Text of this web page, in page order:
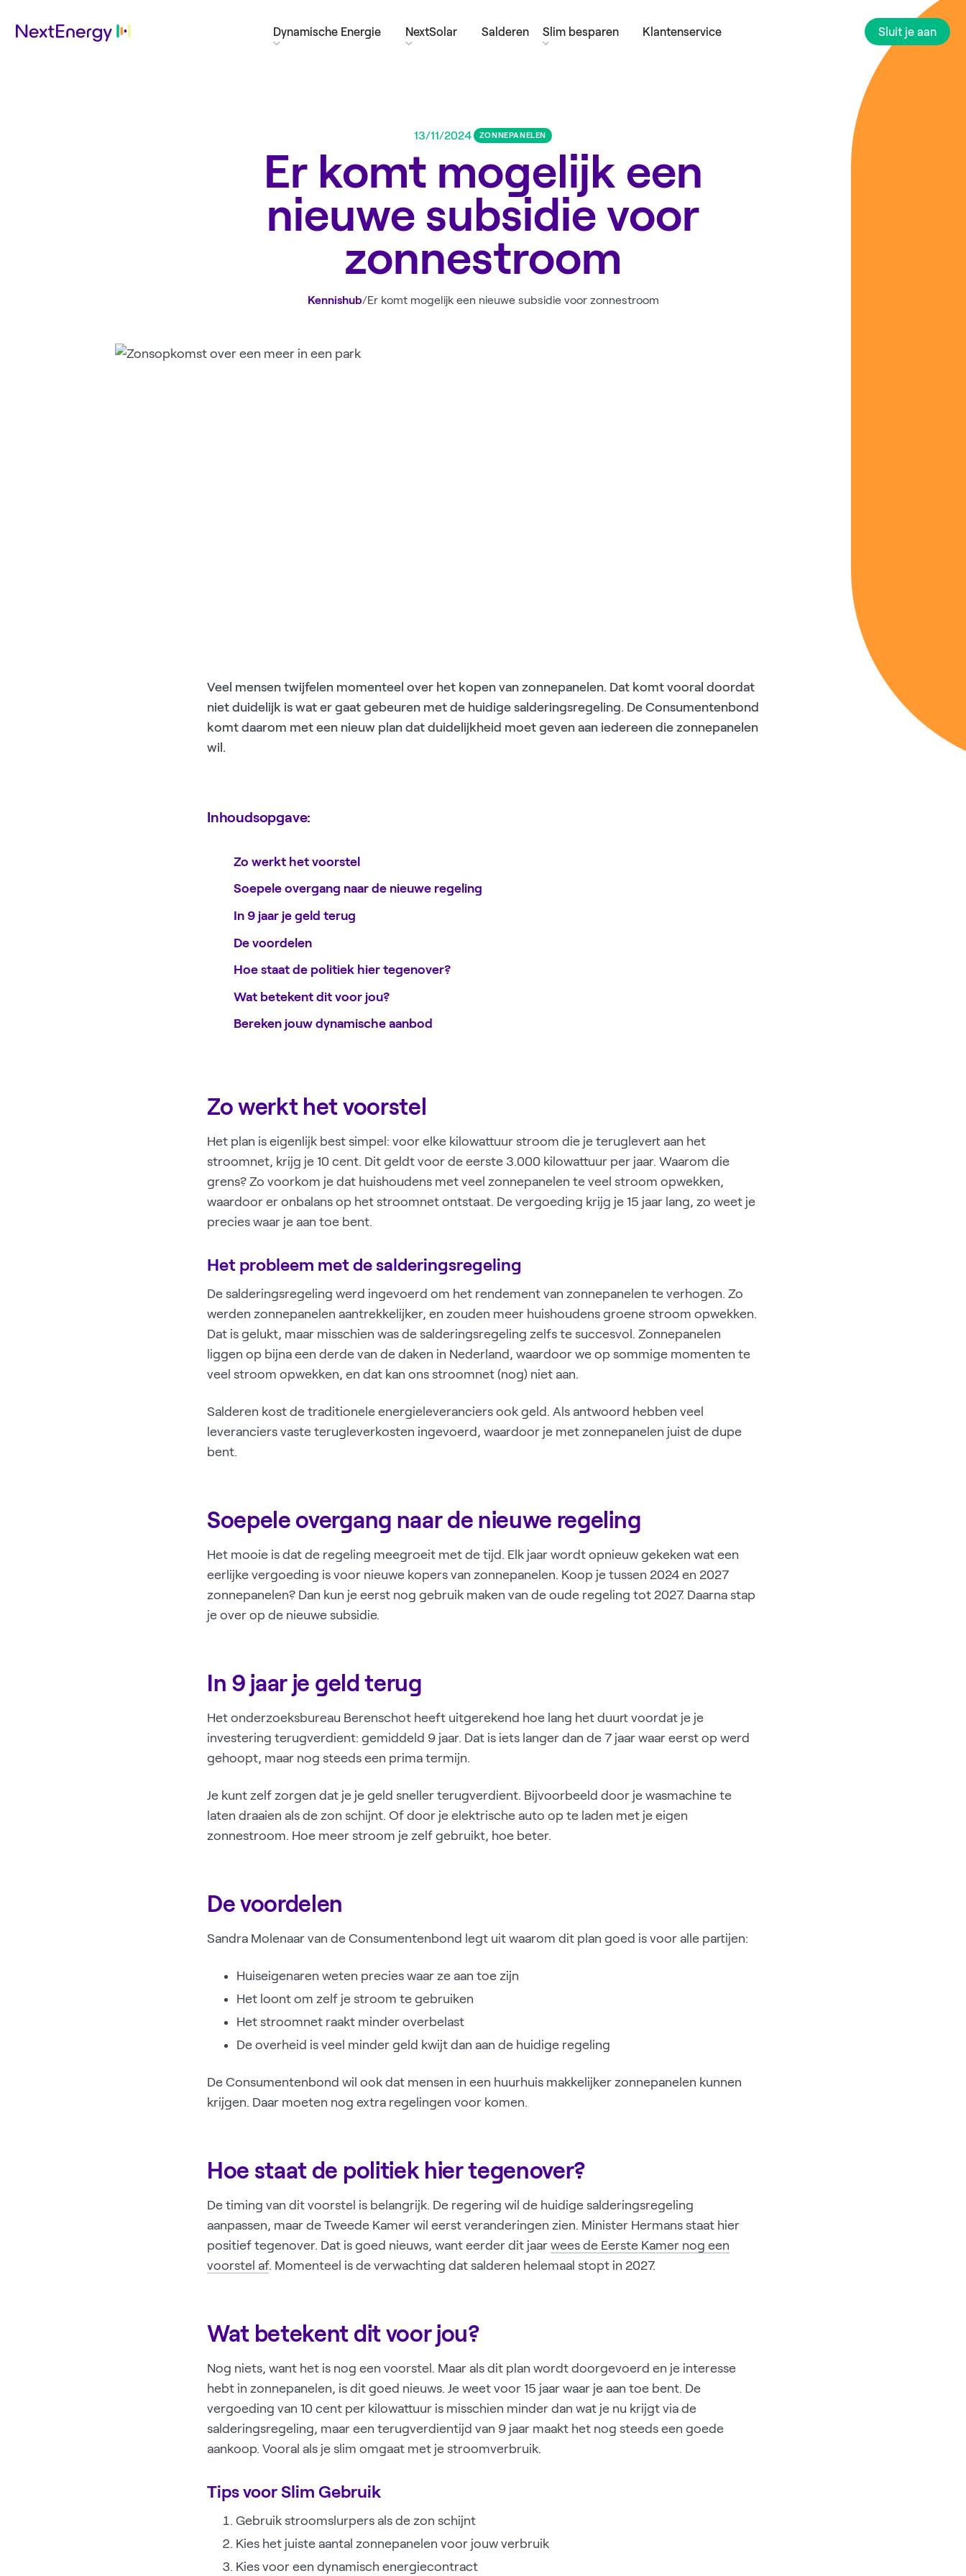
Dynamische Energie NextSolar Salderen Slim besparen Klantenservice Sluit je aan
13/11/2024 ZONNEPANELEN
Er komt mogelijk een
nieuwe subsidie voor
zonnestroom
Kennishub/Er komt mogelijk een nieuwe subsidie voor zonnestroom
Veel mensen twijfelen momenteel over het kopen van zonnepanelen. Dat komt vooral doordat
niet duidelijk is wat er gaat gebeuren met de huidige salderingsregeling. De Consumentenbond
komt daarom met een nieuw plan dat duidelijkheid moet geven aan iedereen die zonnepanelen
wil.
Inhoudsopgave:
Zo werkt het voorstel
Soepele overgang naar de nieuwe regeling
In 9 jaar je geld terug
De voordelen
Hoe staat de politiek hier tegenover?
Wat betekent dit voor jou?
Bereken jouw dynamische aanbod
Zo werkt het voorstel
Het plan is eigenlijk best simpel: voor elke kilowattuur stroom die je teruglevert aan het
stroomnet, krijg je 10 cent. Dit geldt voor de eerste 3.000 kilowattuur per jaar. Waarom die
grens? Zo voorkom je dat huishoudens met veel zonnepanelen te veel stroom opwekken,
waardoor er onbalans op het stroomnet ontstaat. De vergoeding krijg je 15 jaar lang, zo weet je
precies waar je aan toe bent.
Het probleem met de salderingsregeling
De salderingsregeling werd ingevoerd om het rendement van zonnepanelen te verhogen. Zo
werden zonnepanelen aantrekkelijker, en zouden meer huishoudens groene stroom opwekken.
Dat is gelukt, maar misschien was de salderingsregeling zelfs te succesvol. Zonnepanelen
liggen op bijna een derde van de daken in Nederland, waardoor we op sommige momenten te
veel stroom opwekken, en dat kan ons stroomnet (nog) niet aan.
Salderen kost de traditionele energieleveranciers ook geld. Als antwoord hebben veel
leveranciers vaste terugleverkosten ingevoerd, waardoor je met zonnepanelen juist de dupe
bent.
Soepele overgang naar de nieuwe regeling
Het mooie is dat de regeling meegroeit met de tijd. Elk jaar wordt opnieuw gekeken wat een
eerlijke vergoeding is voor nieuwe kopers van zonnepanelen. Koop je tussen 2024 en 2027
zonnepanelen? Dan kun je eerst nog gebruik maken van de oude regeling tot 2027. Daarna stap
je over op de nieuwe subsidie.
In 9 jaar je geld terug
Het onderzoeksbureau Berenschot heeft uitgerekend hoe lang het duurt voordat je je
investering terugverdient: gemiddeld 9 jaar. Dat is iets langer dan de 7 jaar waar eerst op werd
gehoopt, maar nog steeds een prima termijn.
Je kunt zelf zorgen dat je je geld sneller terugverdient. Bijvoorbeeld door je wasmachine te
laten draaien als de zon schijnt. Of door je elektrische auto op te laden met je eigen
zonnestroom. Hoe meer stroom je zelf gebruikt, hoe beter.
De voordelen
Sandra Molenaar van de Consumentenbond legt uit waarom dit plan goed is voor alle partijen:
Huiseigenaren weten precies waar ze aan toe zijn
Het loont om zelf je stroom te gebruiken
Het stroomnet raakt minder overbelast
De overheid is veel minder geld kwijt dan aan de huidige regeling
De Consumentenbond wil ook dat mensen in een huurhuis makkelijker zonnepanelen kunnen
krijgen. Daar moeten nog extra regelingen voor komen.
Hoe staat de politiek hier tegenover?
De timing van dit voorstel is belangrijk. De regering wil de huidige salderingsregeling
aanpassen, maar de Tweede Kamer wil eerst veranderingen zien. Minister Hermans staat hier
positief tegenover. Dat is goed nieuws, want eerder dit jaar wees de Eerste Kamer nog een
voorstel af. Momenteel is de verwachting dat salderen helemaal stopt in 2027.
Wat betekent dit voor jou?
Nog niets, want het is nog een voorstel. Maar als dit plan wordt doorgevoerd en je interesse
hebt in zonnepanelen, is dit goed nieuws. Je weet voor 15 jaar waar je aan toe bent. De
vergoeding van 10 cent per kilowattuur is misschien minder dan wat je nu krijgt via de
salderingsregeling, maar een terugverdientijd van 9 jaar maakt het nog steeds een goede
aankoop. Vooral als je slim omgaat met je stroomverbruik.
Tips voor Slim Gebruik
Gebruik stroomslurpers als de zon schijnt
Kies het juiste aantal zonnepanelen voor jouw verbruik
Kies voor een dynamisch energiecontract